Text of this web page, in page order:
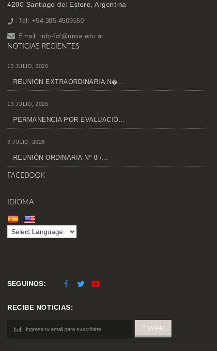
4200 Santiago del Estero, Argentina
Tel: +54-385-4509550
Email: info-fcf@unse.edu.ar
NOTICIAS RECIENTES
13 JULIO, 2026
REUNIÓN EXTRAORDINARIA N�...
13 JULIO, 2026
PERMANENCIA POR EVALUACIÓ...
3 JULIO, 2026
REUNIÓN ORDINARIA Nº 8 /...
FACEBOOK
IDIOMA
SEGUINOS:
RECIBE NOTICIAS: